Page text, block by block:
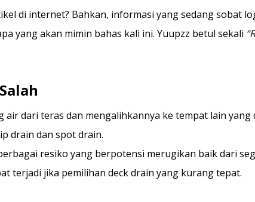
di internet? Bahkan, informasi yang sedang sobat
yang akan mimin bahas kali ini. Yuupzz betul sekali
dari teras dan mengalihkannya ke tempat lain yang
drain dan spot drain.
resiko yang berpotensi merugikan baik dari
terjadi jika pemilihan deck drain yang kurang tepat.